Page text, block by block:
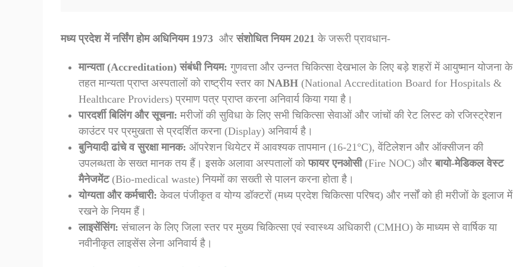
मध्य प्रदेश में नर्सिंग होम अधिनियम 1973 औरसंशोधित नियम 2021 के जरूरी प्रावधान-
मान्यता (Accreditation) संबंधी नियम: गुणवत्ता और उन्नत चिकित्सा देखभाल के लिए बड़े शहरों में आयुष्मान योजना के
तहत मान्यता प्राप्त अस्पतालों को राष्ट्रीय स्तर का NABH (National Accreditation Board for Hospitals &
Healthcare Providers) प्रमाण पत्र प्राप्त करना अनिवार्य किया गया है।
पारदर्शी बिलिंग और सूचना: मरीजों की सुविधा के लिए सभी चिकित्सा सेवाओं और जांचों की रेट लिस्ट को रजिस्ट्रेशन
काउंटर पर प्रमुखता से प्रदर्शित करना (Display) अनिवार्य है।
बुनियादी ढांचे व सुरक्षा मानक: ऑपरेशन थियेटर में आवश्यक तापमान (16-21°C), वेंटिलेशन और ऑक्सीजन की
उपलब्धता के सख्त मानक तय हैं। इसके अलावा अस्पतालों कोफायर एनओसी(Fire NOC) औरबायो-मेडिकल वेस्ट
मैनेजमेंट(Bio-medical waste) नियमों का सख्ती से पालन करना होता है।
योग्यता और कर्मचारी: केवल पंजीकृत व योग्य डॉक्टरों (मध्य प्रदेश चिकित्सा परिषद) और नर्सों को ही मरीजों के इलाज में
रखने के नियम हैं।
लाइसेंसिंग: संचालन के लिए जिला स्तर पर मुख्य चिकित्सा एवं स्वास्थ्य अधिकारी (CMHO) के माध्यम से वार्षिक या
नवीनीकृत लाइसेंस लेना अनिवार्य है।